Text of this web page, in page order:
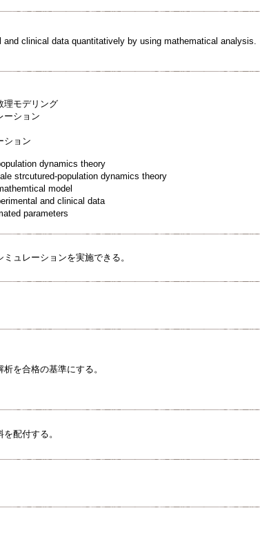
and clinical data quantitatively by using mathematical analysis.
理モデリング
ーション
ション
dynamics theory
strcutured-population dynamics theory
model
and clinical data
parameters
ュレーションを実施できる。
を合格の基準にする。
配付する。